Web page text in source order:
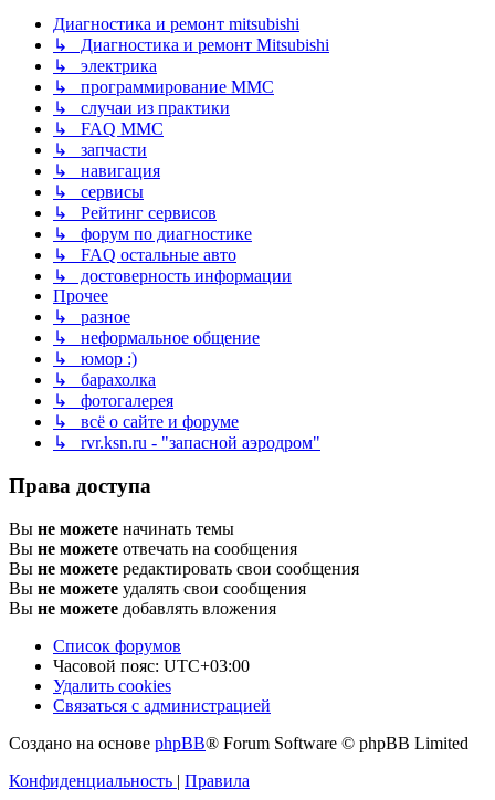
Диагностика и ремонт mitsubishi
↳ Диагностика и ремонт Mitsubishi
↳ электрика
↳ программирование MMC
↳ случаи из практики
↳ FAQ MMC
↳ запчасти
↳ навигация
↳ сервисы
↳ Рейтинг сервисов
↳ форум по диагностике
↳ FAQ остальные авто
↳ достоверность информации
Прочее
↳ разное
↳ неформальное общение
↳ юмор :)
↳ барахолка
↳ фотогалерея
↳ всё о сайте и форуме
↳ rvr.ksn.ru - "запасной аэродром"
Права доступа
Вы не можете начинать темы
Вы не можете отвечать на сообщения
Вы не можете редактировать свои сообщения
Вы не можете удалять свои сообщения
Вы не можете добавлять вложения
Список форумов
Часовой пояс: UTC+03:00
Удалить cookies
Связаться с администрацией
Создано на основе phpBB® Forum Software © phpBB Limited
Конфиденциальность | Правила